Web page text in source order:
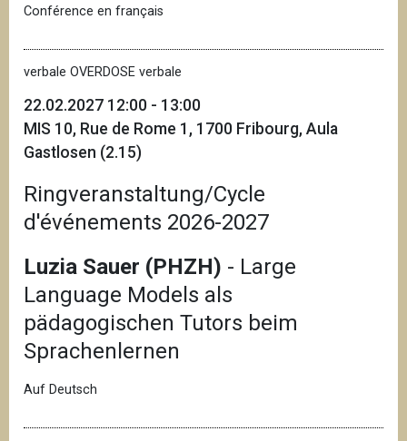
Conférence en français
verbale OVERDOSE verbale
22.02.2027 12:00 - 13:00
MIS 10, Rue de Rome 1, 1700 Fribourg, Aula
Gastlosen (2.15)
Ringveranstaltung/Cycle
d'événements 2026-2027
Luzia Sauer (PHZH) - Large
Language Models als
pädagogischen Tutors beim
Sprachenlernen
Auf Deutsch